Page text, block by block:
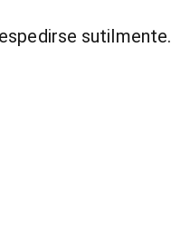
sutilmente.